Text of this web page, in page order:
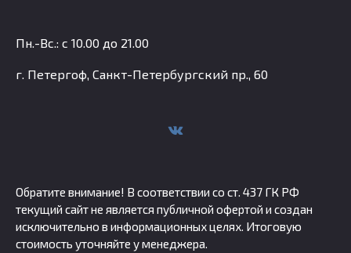
Пн.-Вс.: с 10.00 до 21.00
г. Петергоф, Санкт-Петербургский пр., 60
Обратите внимание! В соответствии со ст. 437 ГК РФ
текущий сайт не является публичной офертой и создан
исключительно в информационных целях. Итоговую
стоимость уточняйте у менеджера.